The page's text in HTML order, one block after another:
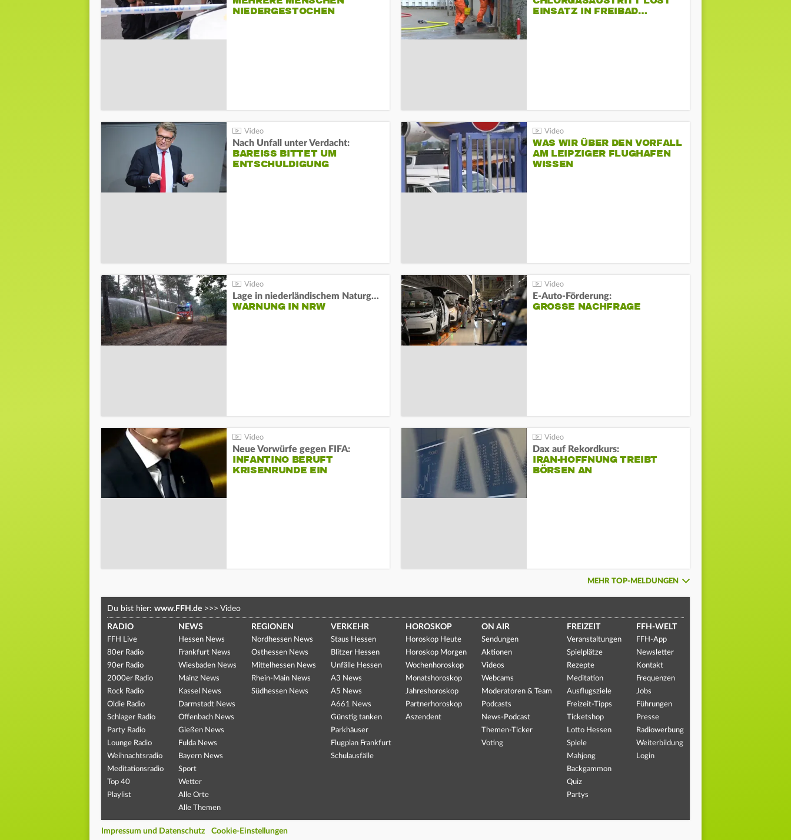
NIEDERGESTOCHEN
EINSATZ IN FREIBAD…
Nach Unfall unter Verdacht:
BAREISS BITTET UM E
NTSCHULDIGUNG
WAS WIR ÜBER DEN VORFALL
AM LEIPZIGER FLUGHAFEN
WISSEN
Lage in niederländischem Naturgebiet stabil
WARNUNG IN NRW
E-Auto-Förderung:
GROSSE NACHFRAGE
Neue Vorwürfe gegen FIFA:
INFANTINO BERUFT
KRISENRUNDE EIN
Dax auf Rekordkurs:
IRAN-HOFFNUNG TREIBT
BÖRSEN AN
MEHR TOP-MELDUNGEN
Du bist hier: www.FFH.de >>> Video
RADIO
FFH Live
80er Radio
90er Radio
2000er Radio
Rock Radio
Oldie Radio
Schlager Radio
Party Radio
Lounge Radio
Weihnachtsradio
Meditationsradio
Top 40
Playlist
NEWS
Hessen News
Frankfurt News
Wiesbaden News
Mainz News
Kassel News
Darmstadt News
Offenbach News
Gießen News
Fulda News
Bayern News
Sport
Wetter
Alle Orte
Alle Themen
REGIONEN
Nordhessen News
Osthessen News
Mittelhessen News
Rhein-Main News
Südhessen News
VERKEHR
Staus Hessen
Blitzer Hessen
Unfälle Hessen
A3 News
A5 News
A661 News
Günstig tanken
Parkhäuser
Flugplan Frankfurt
Schulausfälle
HOROSKOP
Horoskop Heute
Horoskop Morgen
Wochenhoroskop
Monatshoroskop
Jahreshoroskop
Partnerhoroskop
Aszendent
ON AIR
Sendungen
Aktionen
Videos
Webcams
Moderatoren & Team
Podcasts
News-Podcast
Themen-Ticker
Voting
FREIZEIT
Veranstaltungen
Spielplätze
Rezepte
Meditation
Ausflugsziele
Freizeit-Tipps
Ticketshop
Lotto Hessen
Spiele
Mahjong
Backgammon
Quiz
Partys
FFH-WELT
FFH-App
Newsletter
Kontakt
Frequenzen
Jobs
Führungen
Presse
Radiowerbung
Weiterbildung
Login
Impressum und Datenschutz Cookie-Einstellungen